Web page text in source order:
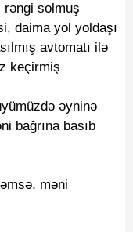
rəngi solmuş
daima yol yoldaşı
avtomatı ilə
keçirmiş
əyninə
bağrına basıb
məni